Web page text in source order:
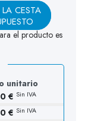
CESTA
el producto es
unitario
€ Sin IVA
€ Sin IVA